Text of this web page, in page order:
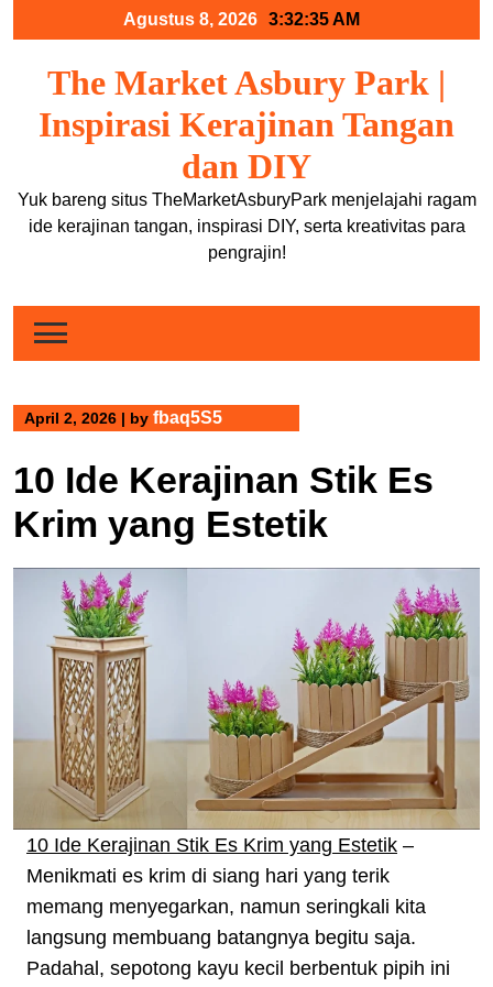
Agustus 8, 2026 3:32:35 AM
The Market Asbury Park |
Inspirasi Kerajinan Tangan
dan DIY
Yuk bareng situs TheMarketAsburyPark menjelajahi ragam
ide kerajinan tangan, inspirasi DIY, serta kreativitas para
pengrajin!
April 2, 2026 | by fbaq5S5
10 Ide Kerajinan Stik Es
Krim yang Estetik
10 Ide Kerajinan Stik Es Krim yang Estetik –
Menikmati es krim di siang hari yang terik
memang menyegarkan, namun seringkali kita
langsung membuang batangnya begitu saja.
Padahal, sepotong kayu kecil berbentuk pipih ini